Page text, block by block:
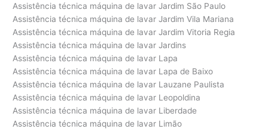
Assistência técnica máquina de lavar Jardim São Paulo
Assistência técnica máquina de lavar Jardim Vila Mariana
Assistência técnica máquina de lavar Jardim Vitoria Regia
Assistência técnica máquina de lavar Jardins
Assistência técnica máquina de lavar Lapa
Assistência técnica máquina de lavar Lapa de Baixo
Assistência técnica máquina de lavar Lauzane Paulista
Assistência técnica máquina de lavar Leopoldina
Assistência técnica máquina de lavar Liberdade
Assistência técnica máquina de lavar Limão